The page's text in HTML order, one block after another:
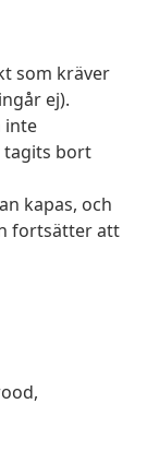
som kräver
ej).
inte
tagits bort
kapas, och
fortsätter att